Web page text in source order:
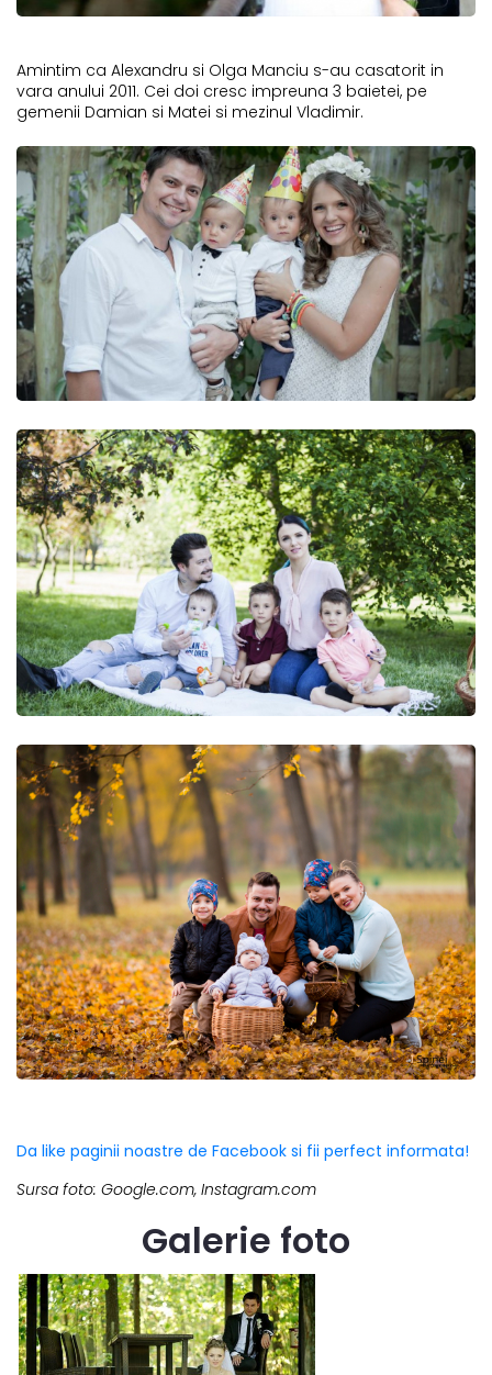
Amintim ca Alexandru si Olga Manciu s-au casatorit in
vara anului 2011. Cei doi cresc impreuna 3 baietei, pe
gemenii Damian si Matei si mezinul Vladimir.
Da like paginii noastre de Facebook si fii perfect informata!
Sursa foto: Google.com, Instagram.com
Galerie foto